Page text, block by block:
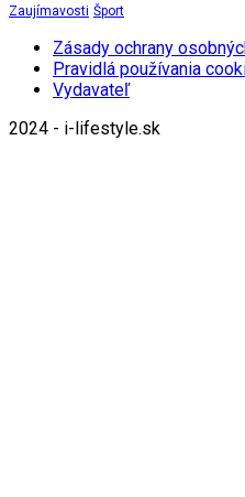
Zaujímavosti Šport
Zásady ochrany
Pravidlá používania
Vydavateľ
2024 - i-lifestyle.sk